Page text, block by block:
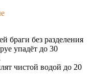
браги без разделения
упадёт до 30
чистой водой до 20